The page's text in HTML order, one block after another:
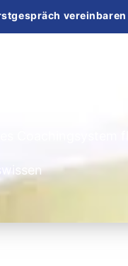
vereinbaren